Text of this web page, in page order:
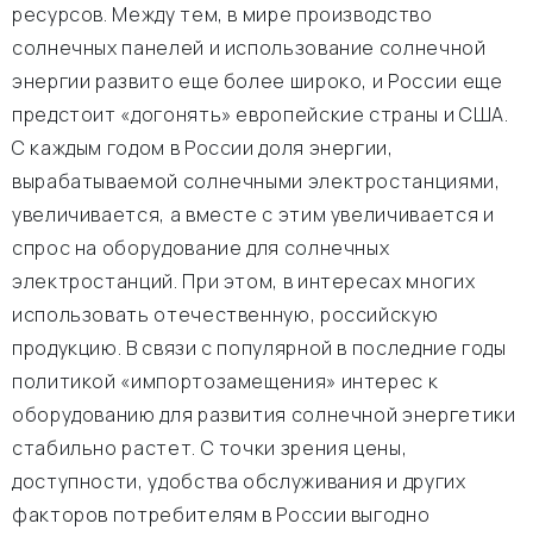
ресурсов. Между тем, в мире производство
солнечных панелей и использование солнечной
энергии развито еще более широко, и России еще
предстоит «догонять» европейские страны и США.
С каждым годом в России доля энергии,
вырабатываемой солнечными электростанциями,
увеличивается, а вместе с этим увеличивается и
спрос на оборудование для солнечных
электростанций. При этом, в интересах многих
использовать отечественную, российскую
продукцию. В связи с популярной в последние годы
политикой «импортозамещения» интерес к
оборудованию для развития солнечной энергетики
стабильно растет. С точки зрения цены,
доступности, удобства обслуживания и других
факторов потребителям в России выгодно